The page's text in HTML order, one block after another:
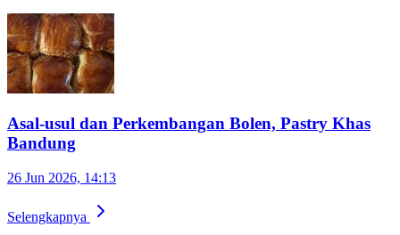
Asal-usul dan Perkembangan Bolen, Pastry Khas
Bandung
26 Jun 2026, 14:13
Selengkapnya